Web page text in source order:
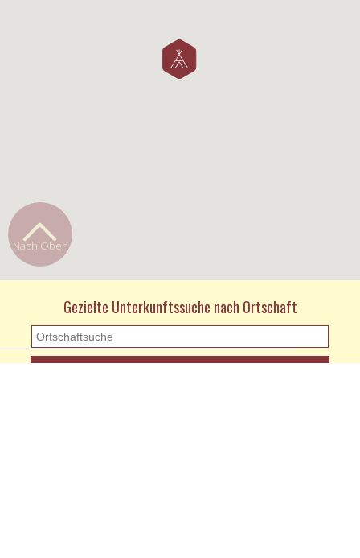
Gezielte Unterkunftssuche nach Ortschaft
Nach Oben